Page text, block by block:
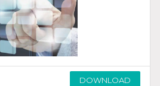
DOWNLOAD